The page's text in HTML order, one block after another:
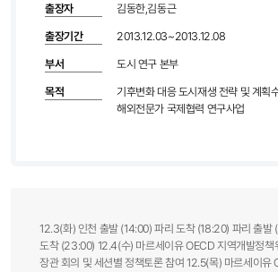
출장자 김동한,김동근
출장기간 2013.12.03~2013.12.08
부서 도시 연구 본부
목적
기후변화 대응 도시재생 전략 및 계획
해외전문가 국제협력 연구사업
12.3(화) 인천 출발 (14:00) 파리 도착 (18:20) 파리 출발
도착 (23:00) 12.4(수) 마르세이유 OECD 지역개발정책
장관 회의 및 세션별 정책토론 참여 12.5(목) 마르세이유